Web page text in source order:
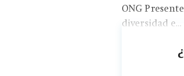
ONG
diversidad e...